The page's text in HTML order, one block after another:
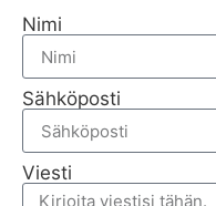
Nimi
Sähköposti
Viesti